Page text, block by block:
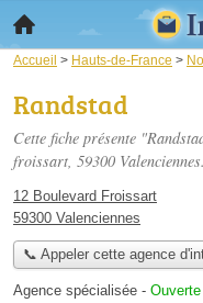
Accueil > Hauts-de-France >
Randstad
Cette fiche présente
froissart, 59300 Valenciennes.
12 Boulevard Froissart
59300 Valenciennes
📞 Appeler cette agence
Agence spécialisée -